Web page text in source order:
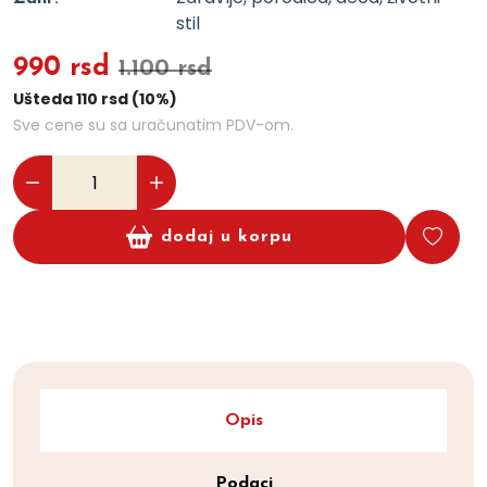
stil
990 rsd 1.100 rsd
Ušteda 110 rsd (10%)
Sve cene su sa uračunatim PDV-om.
dodaj u korpu
Opis